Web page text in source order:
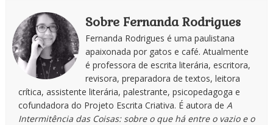
Sobre Fernanda Rodrigues
Fernanda Rodrigues é uma paulistana
apaixonada por gatos e café. Atualmente
é professora de escrita literária, escritora,
revisora, preparadora de textos, leitora
crítica, assistente literária, palestrante, psicopedagoga e
cofundadora do Projeto Escrita Criativa. É autora de A
Intermitência das Coisas: sobre o que há entre o vazio e o